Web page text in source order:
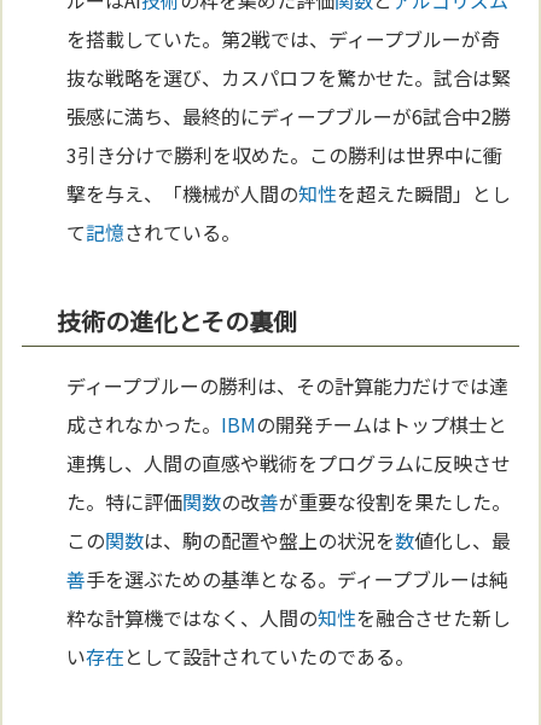
を搭載していた。第2戦では、ディープブルーが奇
抜な戦略を選び、カスパロフを驚かせた。試合は緊
張感に満ち、最終的にディープブルーが6試合中2勝
3引き分けで勝利を収めた。この勝利は世界中に衝
撃を与え、「機械が人間の知性を超えた瞬間」とし
て記憶されている。
技術の進化とその裏側
ディープブルーの勝利は、その計算能力だけでは達
成されなかった。 IBMの開発チームはトップ棋士と
連携し、人間の直感や戦術をプログラムに反映させ
た。特に評価関数の改善が重要な役割を果たした。
この関数は、駒の配置や盤上の状況を数値化し、最
善手を選ぶための基準となる。ディープブルーは純
粋な計算機ではなく、人間の知性を融合させた新し
い存在として設計されていたのである。